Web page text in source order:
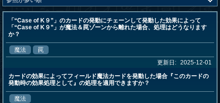
「“Case of K９”」のカードの発動にチェーンして発動した効果によって
「“Case of K９”」が魔法＆罠ゾーンから離れた場合、処理はどうなります
か？
魔法
罠
更新日: 2025-12-01
カードの効果によってフィールド魔法カードを発動した場合『このカードの
発動時の効果処理として』の処理を適用できますか？
魔法